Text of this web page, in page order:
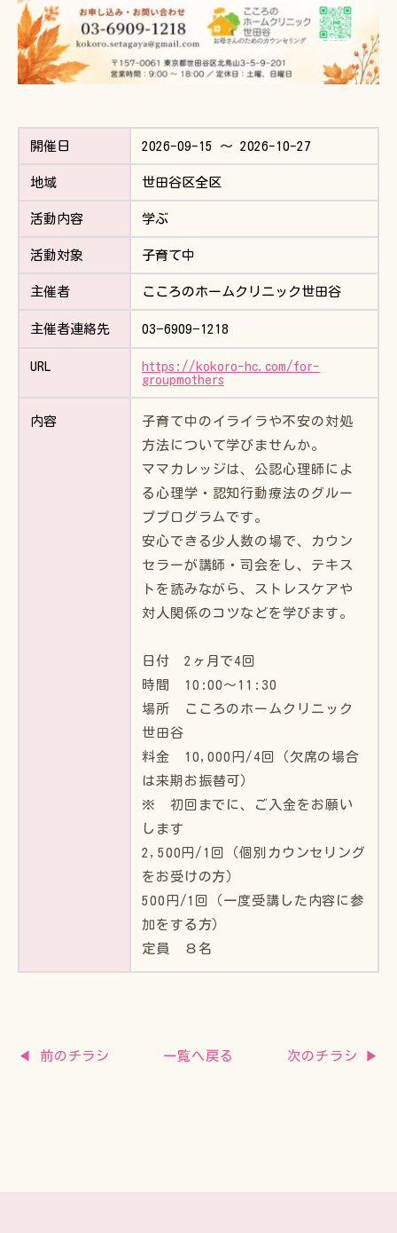
開催日 2026-09-15 〜 2026-10-27
地域 世田谷区全区
活動内容 学ぶ
活動対象 子育て中
主催者 こころのホームクリニック世田谷
主催者連絡先 03−6909−1218
URL
https://kokoro-hc.com/for-
groupmothers
内容 子育て中のイライラや不安の対処
方法について学びませんか。
ママカレッジは、公認心理師によ
る心理学・認知行動療法のグルー
ププログラムです。
安心できる少人数の場で、カウン
セラーが講師・司会をし、テキス
トを読みながら、ストレスケアや
対人関係のコツなどを学びます。
日付 2ヶ月で4回
時間 10:00〜11:30
場所 こころのホームクリニック
世田谷
料金 10,000円/4回（欠席の場合
は来期お振替可）
※ 初回までに、ご入金をお願い
します
2,500円/1回（個別カウンセリング
をお受けの方）
500円/1回（一度受講した内容に参
加をする方）
定員 ８名
◀ 前のチラシ 次のチラシ ▶
一覧へ戻る